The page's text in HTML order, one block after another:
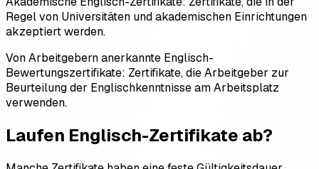
Regel von Universitäten und akademischen Einrichtungen
akzeptiert werden.
Von Arbeitgebern anerkannte Englisch-
Bewertungszertifikate: Zertifikate, die Arbeitgeber zur
Beurteilung der Englischkenntnisse am Arbeitsplatz
verwenden.
Laufen Englisch-Zertifikate ab?